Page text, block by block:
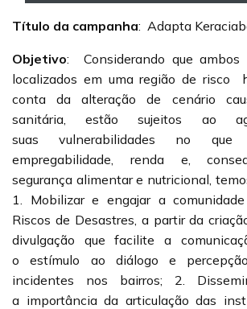
Título da campanha: Adapta
Objetivo: Considerando que
localizados em uma região de risco
conta da alteração de cenário
sanitária, estão sujeitos ao
suas vulnerabilidades no
empregabilidade, renda e,
segurança alimentar e nutricional,
1. Mobilizar e engajar a
Riscos de Desastres, a partir da
divulgação que facilite a
o estímulo ao diálogo e
incidentes nos bairros; 2.
a importância da articulação das